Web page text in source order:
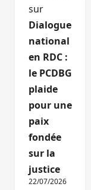
sur
Dialogue
national
en RDC :
le PCDBG
plaide
pour une
paix
fondée
sur la
justice
22/07/2026